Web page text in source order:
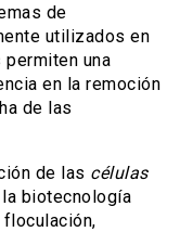
de
utilizados en
una
en la remoción
de las
de las células
biotecnología